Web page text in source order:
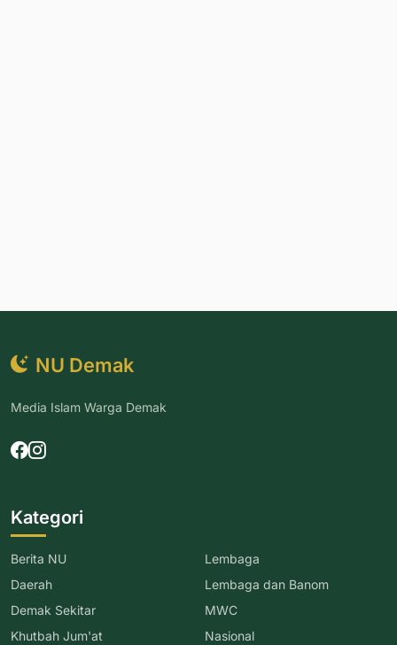
NU Demak
Media Islam Warga Demak
Kategori
Berita NU
Daerah
Demak Sekitar
Khutbah Jum'at
Lembaga
Lembaga dan Banom
MWC
Nasional